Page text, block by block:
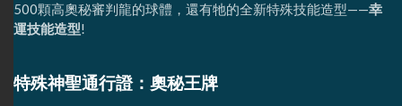
500顆高奧秘審判龍的球體，還有牠的全新特殊技能造型——幸
運技能造型!
特殊神聖通行證：奧秘王牌